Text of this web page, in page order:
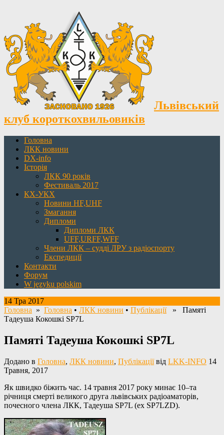
Львівський
клуб короткохвильовиків
Головна
ЛКК новини
DX-info
Історія
ЛКК 90 років
Фестиваль 2017
КХ-УКХ
Новини HF,UHF
Змагання
Дипломи
Дипломи ЛКК
UFF,URFF,WFF
Члени ЛКК – судді ЛРУ з радіоспорту
Експедиції
Контакти
Форум
W języku polskim
14 Тра 2017
Головна » Головна • ЛКК новини • Публікації» Памяті
Тадеуша Кокошкі SP7L
Памяті Тадеуша Кокошкі SP7L
Додано в Головна, ЛКК новини, Публікаціївід LKK-INFO 14
Травня, 2017
Як швидко біжить час. 14 травня 2017 року минає 10–та
річниця смерті великого друга львівських радіоаматорів,
почесного члена ЛКК, Тадеуша SP7L (ex SP7LZD).